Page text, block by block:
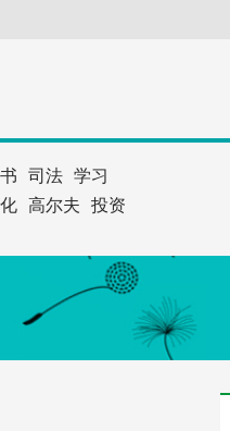
司法 学习
高尔夫 投资